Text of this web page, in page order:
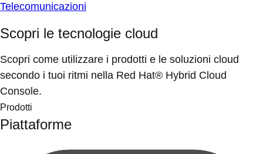
Telecomunicazioni
Scopri le tecnologie cloud
Scopri come utilizzare i prodotti e le soluzioni cloud
secondo i tuoi ritmi nella Red Hat® Hybrid Cloud
Console.
Prodotti
Piattaforme